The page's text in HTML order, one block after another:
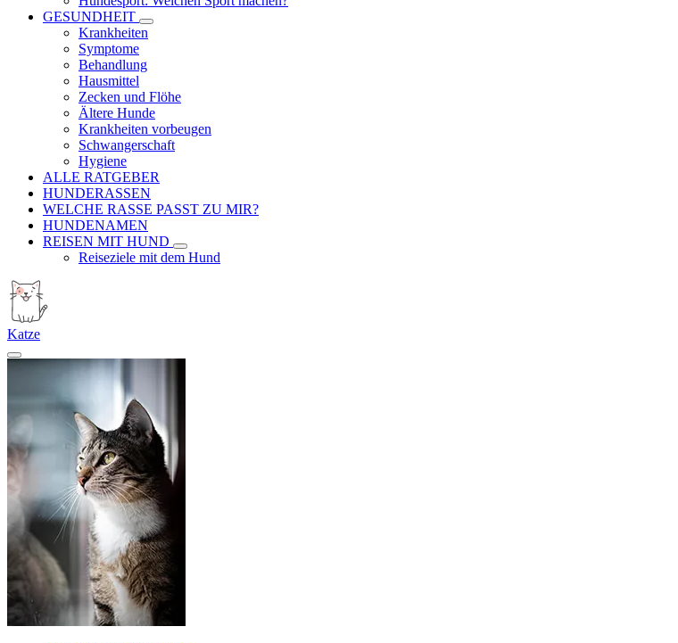
GESUNDHEIT
Krankheiten
Symptome
Behandlung
Hausmittel
Zecken und Flöhe
Ältere Hunde
Krankheiten vorbeugen
Schwangerschaft
Hygiene
ALLE RATGEBER
HUNDERASSEN
WELCHE RASSE PASST ZU MIR?
HUNDENAMEN
REISEN MIT HUND
Reiseziele mit dem Hund
Katze